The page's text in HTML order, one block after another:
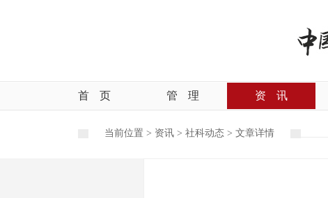
首 页 管 理 资 讯
当前位置 > 资讯 > 社科动态 > 文章详情